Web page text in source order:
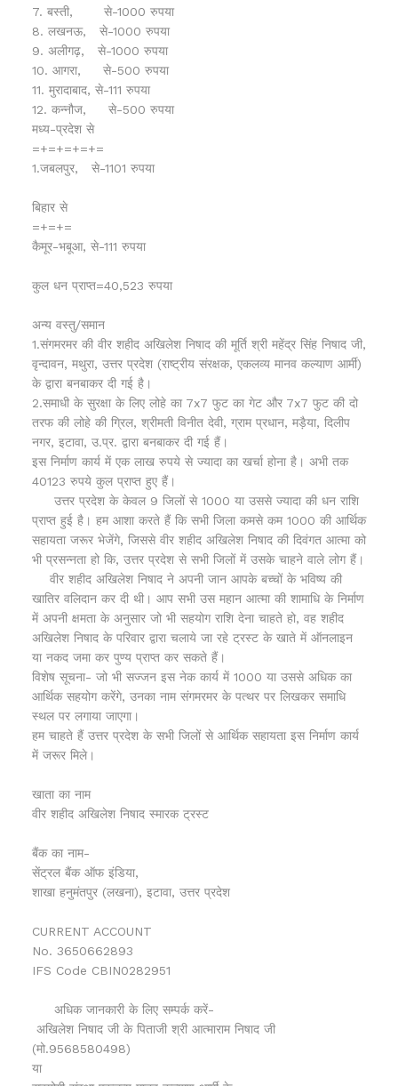
7. बस्ती, से-1000 रुपया
8. लखनऊ, से-1000 रुपया
9. अलीगढ़, से-1000 रुपया
10. आगरा, से-500 रुपया
11. मुरादाबाद, से-111 रुपया
12. कन्नौज, से-500 रुपया
मध्य-प्रदेश से
=+=+=+=+=
1.जबलपुर, से-1101 रुपया
बिहार से
=+=+=
कैमूर-भबूआ, से-111 रुपया
कुल धन प्राप्त=40,523 रुपया
अन्य वस्तु/समान
1.संगमरमर की वीर शहीद अखिलेश निषाद की मूर्ति श्री महेंद्र सिंह निषाद जी,
वृन्दावन, मथुरा, उत्तर प्रदेश (राष्ट्रीय संरक्षक, एकलव्य मानव कल्याण आर्मी)
के द्वारा बनबाकर दी गई है।
2.समाधी के सुरक्षा के लिए लोहे का 7x7 फुट का गेट और 7x7 फुट की दो
तरफ की लोहे की ग्रिल, श्रीमती विनीत देवी, ग्राम प्रधान, मड़ैया, दिलीप
नगर, इटावा, उ.प्र. द्वारा बनबाकर दी गई हैं।
इस निर्माण कार्य में एक लाख रुपये से ज्यादा का खर्चा होना है। अभी तक
40123 रुपये कुल प्राप्त हुए हैं।
उत्तर प्रदेश के केवल 9 जिलों से 1000 या उससे ज्यादा की धन राशि
प्राप्त हुई है। हम आशा करते हैं कि सभी जिला कमसे कम 1000 की आर्थिक
सहायता जरूर भेजेंगे, जिससे वीर शहीद अखिलेश निषाद की दिवंगत आत्मा को
भी प्रसन्नता हो कि, उत्तर प्रदेश से सभी जिलों में उसके चाहने वाले लोग हैं।
वीर शहीद अखिलेश निषाद ने अपनी जान आपके बच्चों के भविष्य की
खातिर वलिदान कर दी थी। आप सभी उस महान आत्मा की शामाधि के निर्माण
में अपनी क्षमता के अनुसार जो भी सहयोग राशि देना चाहते हो, वह शहीद
अखिलेश निषाद के परिवार द्वारा चलाये जा रहे ट्रस्ट के खाते में ऑनलाइन
या नकद जमा कर पुण्य प्राप्त कर सकते हैं।
विशेष सूचना- जो भी सज्जन इस नेक कार्य में 1000 या उससे अधिक का
आर्थिक सहयोग करेंगे, उनका नाम संगमरमर के पत्थर पर लिखकर समाधि
स्थल पर लगाया जाएगा।
हम चाहते हैं उत्तर प्रदेश के सभी जिलों से आर्थिक सहायता इस निर्माण कार्य
में जरूर मिले।
खाता का नाम
वीर शहीद अखिलेश निषाद स्मारक ट्रस्ट
बैंक का नाम-
सेंट्रल बैंक ऑफ इंडिया,
शाखा हनुमंतपुर (लखना), इटावा, उत्तर प्रदेश
CURRENT ACCOUNT
No. 3650662893
IFS Code CBIN0282951
अधिक जानकारी के लिए सम्पर्क करें-
अखिलेश निषाद जी के पिताजी श्री आत्माराम निषाद जी
(मो.9568580498)
या